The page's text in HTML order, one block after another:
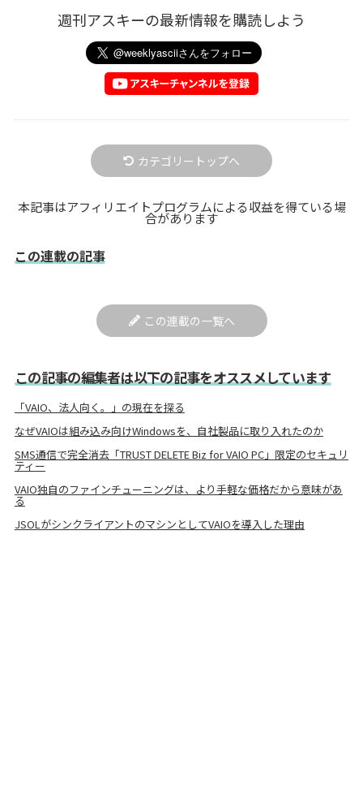
週刊アスキーの最新情報を購読しよう
カテゴリートップへ
本記事はアフィリエイトプログラムによる収益を得ている場
合があります
この連載の記事
この連載の一覧へ
この記事の編集者は以下の記事をオススメしています
「VAIO、法人向く。」の現在を探る
なぜVAIOは組み込み向けWindowsを、自社製品に取り入れたのか
SMS通信で完全消去「TRUST DELETE Biz for VAIO PC」限定のセキュリ
ティー
VAIO独自のファインチューニングは、より手軽な価格だから意味があ
る
JSOLがシンクライアントのマシンとしてVAIOを導入した理由